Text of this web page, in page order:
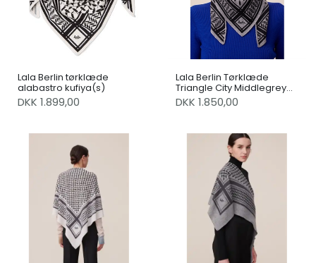
Lala Berlin tørklæde
alabastro kufiya(s)
DKK 1.899,00
Lala Berlin Tørklæde
Triangle City Middlegrey
Melange S
DKK 1.850,00